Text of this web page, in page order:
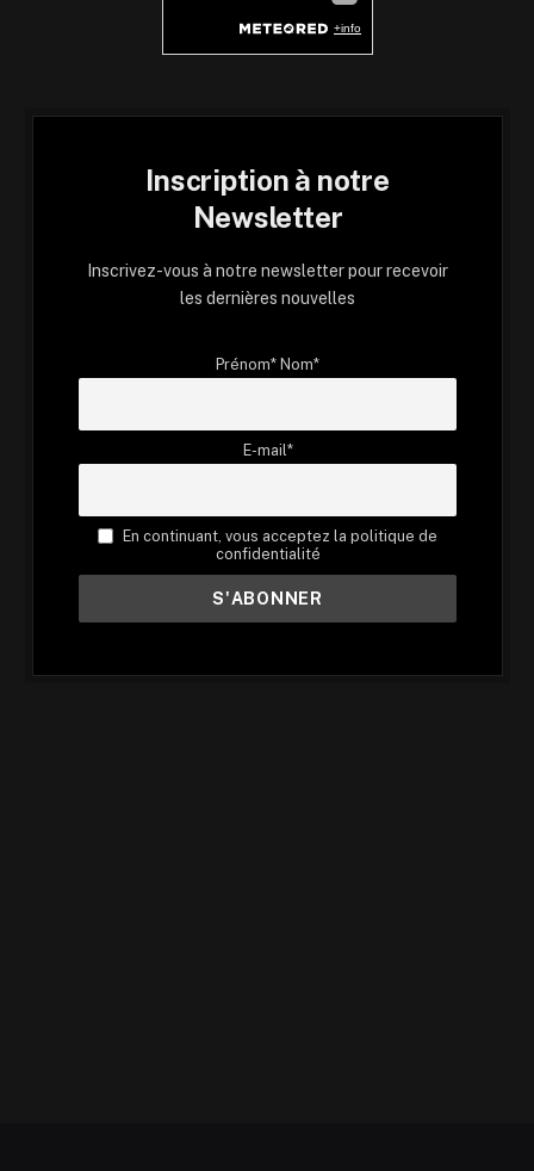
Inscription à notre
Newsletter
Inscrivez-vous à notre newsletter pour recevoir
les dernières nouvelles
Prénom* Nom*
E-mail*
En continuant, vous acceptez la politique de
confidentialité